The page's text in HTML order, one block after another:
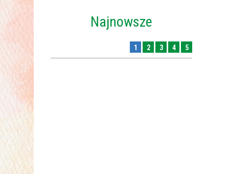
Najnowsze
1 2 3 4 5